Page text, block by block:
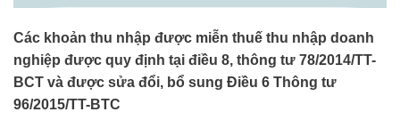
Các khoản thu nhập được miễn thuế thu nhập doanh
nghiệp được quy định tại điều 8, thông tư 78/2014/TT-
BCT và được sửa đổi, bổ sung Điều 6 Thông tư
96/2015/TT-BTC